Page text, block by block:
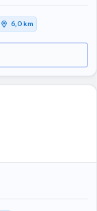
6,0 km